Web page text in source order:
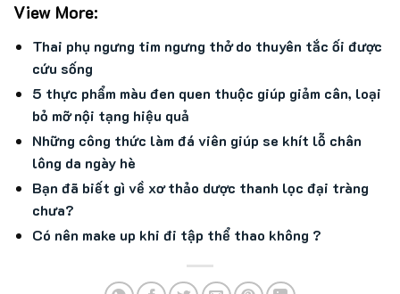
View More:
Thai phụ ngưng tim ngưng thở do thuyên tắc ối được
cứu sống
5 thực phẩm màu đen quen thuộc giúp giảm cân, loại
bỏ mỡ nội tạng hiệu quả
Những công thức làm đá viên giúp se khít lỗ chân
lông da ngày hè
Bạn đã biết gì về xơ thảo dược thanh lọc đại tràng
chưa?
Có nên make up khi đi tập thể thao không ?